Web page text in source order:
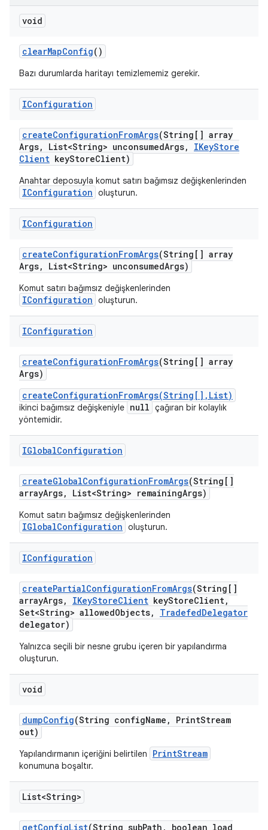
void
clearMapConfig()
Bazı durumlarda haritayı temizlememiz gerekir.
IConfiguration
createConfigurationFromArgs(String[] array
Args, List<String> unconsumedArgs, IKeyStore
Client keyStoreClient)
Anahtar deposuyla komut satırı bağımsız değişkenlerinden
IConfiguration oluşturun.
IConfiguration
createConfigurationFromArgs(String[] array
Args, List<String> unconsumedArgs)
Komut satırı bağımsız değişkenlerinden
IConfiguration oluşturun.
IConfiguration
createConfigurationFromArgs(String[] array
Args)
createConfigurationFromArgs(String[],List)
ikinci bağımsız değişkeniyle null çağıran bir kolaylık
yöntemidir.
IGlobalConfiguration
createGlobalConfigurationFromArgs(String[]
arrayArgs, List<String> remainingArgs)
Komut satırı bağımsız değişkenlerinden
IGlobalConfiguration oluşturun.
IConfiguration
createPartialConfigurationFromArgs(String[]
arrayArgs, IKeyStoreClient keyStoreClient,
Set<String> allowedObjects, TradefedDelegator
delegator)
Yalnızca seçili bir nesne grubu içeren bir yapılandırma
oluşturun.
void
dumpConfig(String configName , PrintStream
out)
Yapılandırmanın içeriğini belirtilen PrintStream
konumuna boşaltır.
List<String>
getConfigList(String subPath , boolean load